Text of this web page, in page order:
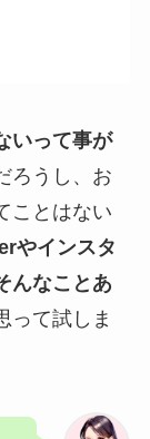
いって事が
ろうし、お
ことはない
やインスタ
んなことあ
って試しま